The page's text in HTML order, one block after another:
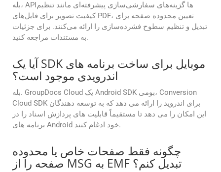
بله، APIها گزینه‌های سفارشی‌سازی پیشرفته‌ای مانند تنظیم
کیفیت تصویر برای فایل‌های PDF، تعیین محدوده صفحه برای
تبدیل و تنظیم سطوح فشرده‌سازی را ارائه می‌کنند. برای جزئیات
به مستندات مراجعه کنید.
آیا یک SDK موبایل برای ساخت برنامه های
اندرویدی موجود است؟
بله. GroupDocs Cloud یک Android SDK بومی، Conversion
Cloud SDK برای اندروید را ارائه می دهد که به توسعه دهندگان
این امکان را می دهد تا مستقیماً قابلیت های پردازش اسناد را در
برنامه های Android خود ادغام کنند.
چگونه فقط صفحات خاص یا محدوده
صفحه را از MSG به EMF تبدیل کنم؟